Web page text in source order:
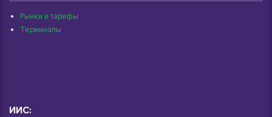
Рынки и тарифы
Терминалы
ИИС: